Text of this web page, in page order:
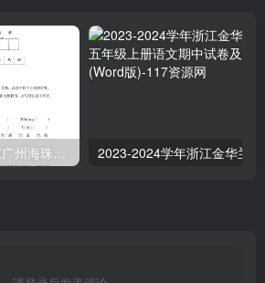
2023-2024学年广东广州海珠区五年级上册语文期中试卷及答案(Word版)